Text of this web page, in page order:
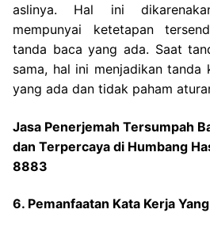
aslinya. Hal ini
mempunyai ketetapan
tanda baca yang ada. Saat
sama, hal ini menjadikan tanda
yang ada dan tidak paham
Jasa Penerjemah Tersumpah
dan Terpercaya di Humbang
8883
6. Pemanfaatan Kata Kerja